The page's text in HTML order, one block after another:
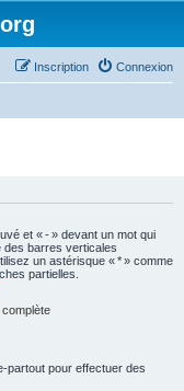
Connexion
Inscription
et « - » devant un mot qui
des barres verticales
un astérisque « * » comme
partielles.
partout pour effectuer des